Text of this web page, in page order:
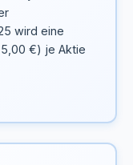
wird eine
€) je Aktie